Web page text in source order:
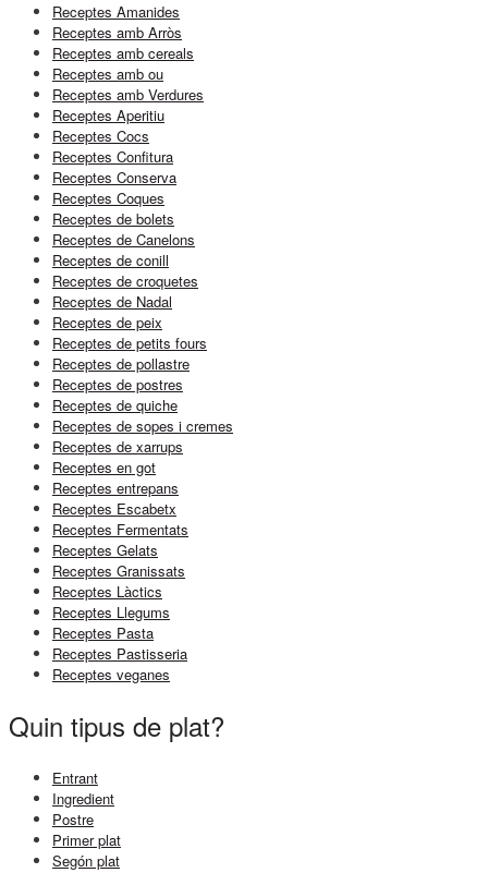
Receptes Amanides
Receptes amb Arròs
Receptes amb cereals
Receptes amb ou
Receptes amb Verdures
Receptes Aperitiu
Receptes Cocs
Receptes Confitura
Receptes Conserva
Receptes Coques
Receptes de bolets
Receptes de Canelons
Receptes de conill
Receptes de croquetes
Receptes de Nadal
Receptes de peix
Receptes de petits fours
Receptes de pollastre
Receptes de postres
Receptes de quiche
Receptes de sopes i cremes
Receptes de xarrups
Receptes en got
Receptes entrepans
Receptes Escabetx
Receptes Fermentats
Receptes Gelats
Receptes Granissats
Receptes Làctics
Receptes Llegums
Receptes Pasta
Receptes Pastisseria
Receptes veganes
Quin tipus de plat?
Entrant
Ingredient
Postre
Primer plat
Segón plat